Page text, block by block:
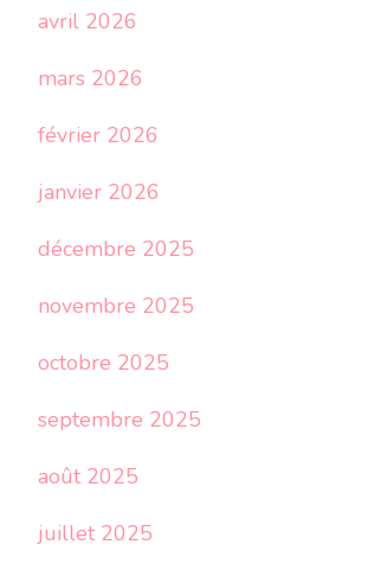
avril 2026
mars 2026
février 2026
janvier 2026
décembre 2025
novembre 2025
octobre 2025
septembre 2025
août 2025
juillet 2025